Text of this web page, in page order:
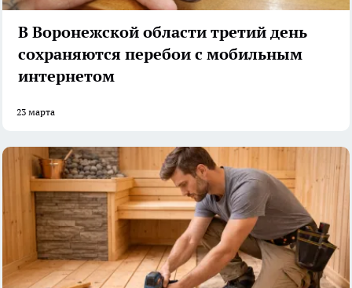
В Воронежской области третий день
сохраняются перебои с мобильным
интернетом
23 марта